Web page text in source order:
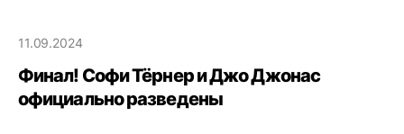
11.09.2024
Финал! Софи Тёрнер и Джо Джонас
официально разведены